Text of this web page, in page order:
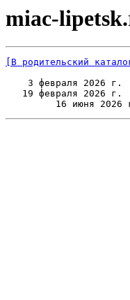
miac-
[В родительский
3 февраля 2026 г.
19 февраля 2026 г.
16 июня 2026